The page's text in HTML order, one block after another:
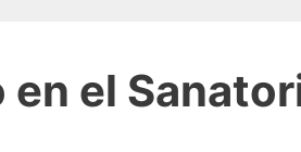
en el